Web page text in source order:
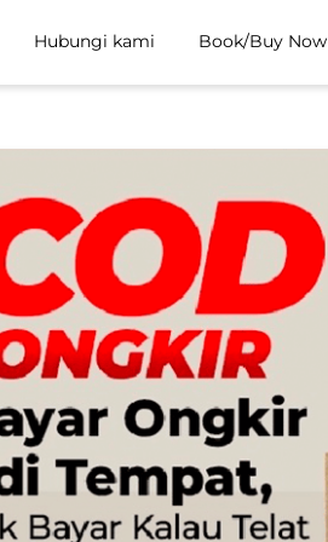
Hubungi kami Book/Buy Now